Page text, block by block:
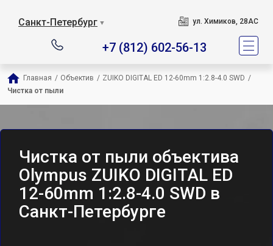
Санкт-Петербург ▼ ул. Химиков, 28АС
+7 (812) 602-56-13
Главная / Объектив / ZUIKO DIGITAL ED 12-60mm 1:2.8-4.0 SWD /
Чистка от пыли
Чистка от пыли объектива
Olympus ZUIKO DIGITAL ED
12-60mm 1:2.8-4.0 SWD в
Санкт-Петербурге